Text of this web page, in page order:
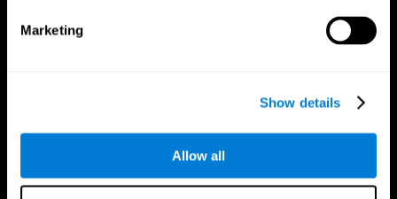
Marketing
Show details
Allow all
Síguenos en